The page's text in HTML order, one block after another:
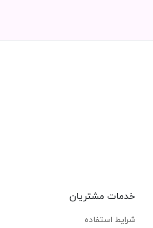
خدمات مشتریان
شرایط استفاده